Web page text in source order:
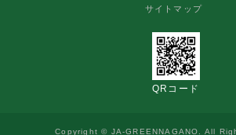
サイトマップ
QRコード
Copyright © JA-GREENNAGANO. All